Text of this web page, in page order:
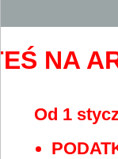
NA
Od 1